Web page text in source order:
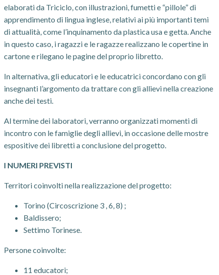
elaborati da Triciclo, con illustrazioni, fumetti e “pillole” di
apprendimento di lingua inglese, relativi ai più importanti temi
di attualità, come l’inquinamento da plastica usa e getta. Anche
in questo caso, i ragazzi e le ragazze realizzano le copertine in
cartone e rilegano le pagine del proprio libretto.
In alternativa, gli educatori e le educatrici concordano con gli
insegnanti l’argomento da trattare con gli allievi nella creazione
anche dei testi.
Al termine dei laboratori, verranno organizzati momenti di
incontro con le famiglie degli allievi, in occasione delle mostre
espositive dei libretti a conclusione del progetto.
I NUMERI PREVISTI
Territori coinvolti nella realizzazione del progetto:
Torino (Circoscrizione 3 , 6, 8) ;
Baldissero;
Settimo Torinese.
Persone coinvolte:
11 educatori;